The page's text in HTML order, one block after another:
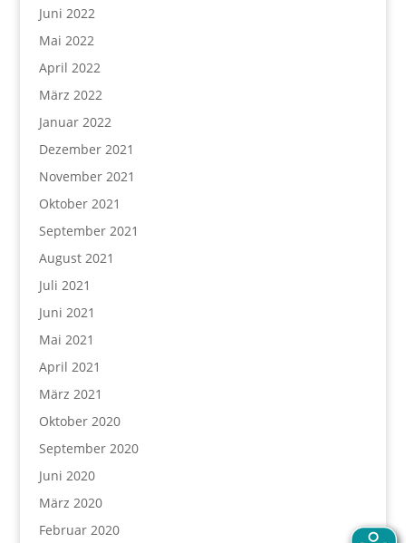
Juni 2022
Mai 2022
April 2022
März 2022
Januar 2022
Dezember 2021
November 2021
Oktober 2021
September 2021
August 2021
Juli 2021
Juni 2021
Mai 2021
April 2021
März 2021
Oktober 2020
September 2020
Juni 2020
März 2020
Februar 2020